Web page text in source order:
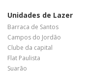
Unidades de Lazer
Barraca de Santos
Campos do Jordão
Clube da capital
Flat Paulista
Suarão